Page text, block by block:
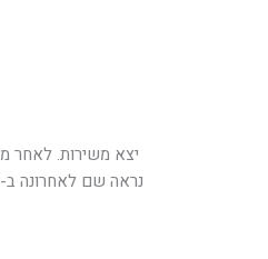
נראה שם לאחרונה ב-23 באוגוסט 2021.